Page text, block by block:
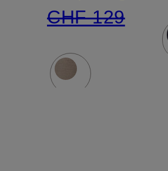
CHF 129